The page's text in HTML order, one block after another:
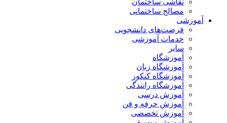
نقاشی ساختمان
مصالح ساختمانی
آموزشی
فرصت‌های دانشجویی
خدمات آموزشی
سایر
آموزشگاه
آموزشگاه زبان
آموزشگاه کنکور
آموزشگاه رانندگی
آموزش درسی
آموزش حرفه و فن
آموزش تخصصی